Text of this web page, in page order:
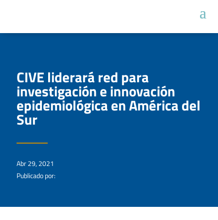
CIVE liderará red para
investigación e innovación
epidemiológica en América del
Sur
Abr 29, 2021
Publicado por: